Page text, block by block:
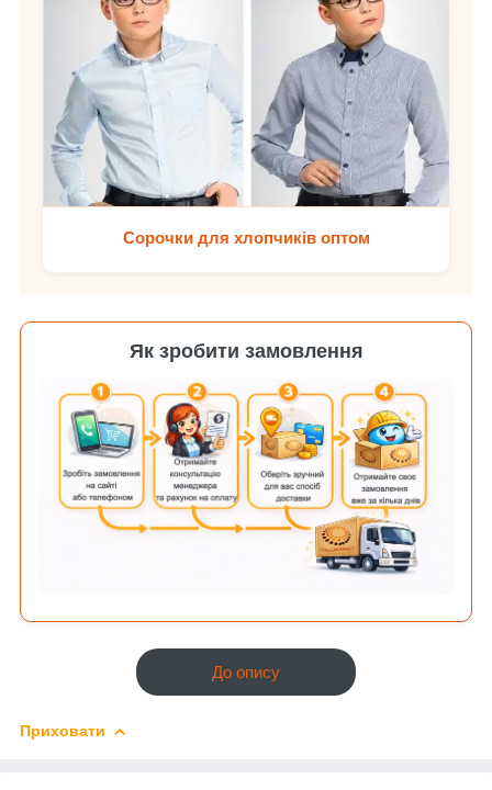
Сорочки для хлопчиків оптом
Як зробити замовлення
До опису
Приховати